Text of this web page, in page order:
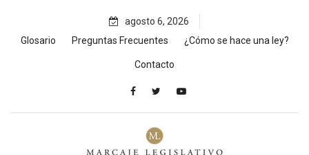
content
agosto 6, 2026
Glosario
Preguntas Frecuentes ¿Cómo se hace una ley?
Contacto